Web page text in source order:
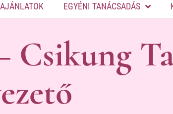
EGYÉNI TANÁCSADÁS
Csikung